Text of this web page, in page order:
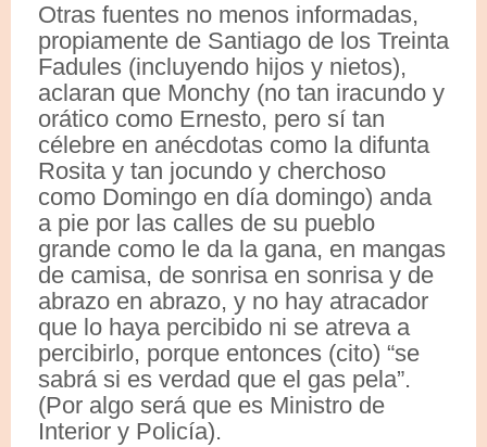
Otras fuentes no menos informadas,
propiamente de Santiago de los Treinta
Fadules (incluyendo hijos y nietos),
aclaran que Monchy (no tan iracundo y
orático como Ernesto, pero sí tan
célebre en anécdotas como la difunta
Rosita y tan jocundo y cherchoso
como Domingo en día domingo) anda
a pie por las calles de su pueblo
grande como le da la gana, en mangas
de camisa, de sonrisa en sonrisa y de
abrazo en abrazo, y no hay atracador
que lo haya percibido ni se atreva a
percibirlo, porque entonces (cito) “se
sabrá si es verdad que el gas pela”.
(Por algo será que es Ministro de
Interior y Policía).